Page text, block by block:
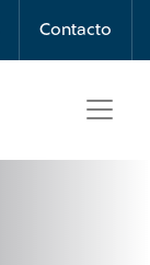
Contacto